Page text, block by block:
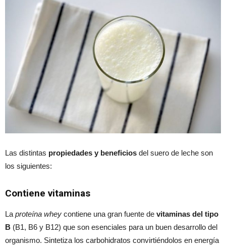
Las distintas propiedades y beneficios del suero de leche son
los siguientes:
Contiene vitaminas
La proteína whey contiene una gran fuente de vitaminas del tipo
B (B1, B6 y B12) que son esenciales para un buen desarrollo del
organismo. Sintetiza los carbohidratos convirtiéndolos en energía